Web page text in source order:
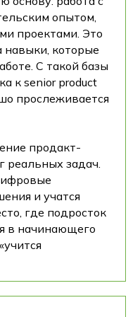
опытом,
проектами. Это
навыки, которые
С такой базы
к senior product
прослеживается
продакт-
реальных задач.
и учатся
где подросток
в начинающего